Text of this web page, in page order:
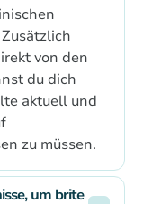
von den
du dich
aktuell und
zu müssen.
um brite